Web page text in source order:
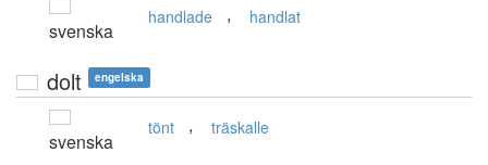
svenska
handlade , handlat
dolt engelska
svenska
tönt , träskalle